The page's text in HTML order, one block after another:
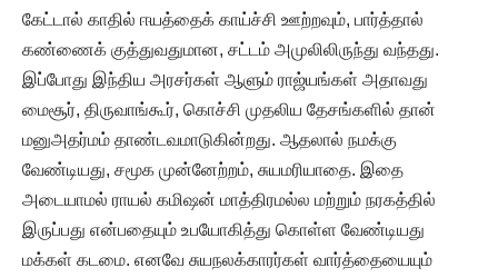
கேட்டால் காதில் ஈயத்தைக் காய்ச்சி ஊற்றவும், பார்த்தால்
கண்ணைக் குத்துவதுமான, சட்டம் அமுலிலிருந்து வந்தது.
இப்போது இந்திய அரசர்கள் ஆளும் ராஜ்யங்கள் அதாவது
மைசூர், திருவாங்கூர், கொச்சி முதலிய தேசங்களில் தான்
மனுஅதர்மம் தாண்டவமாடுகின்றது. ஆதலால் நமக்கு
வேண்டியது, சமூக முன்னேற்றம், சுயமரியாதை. இதை
அடையாமல் ராயல் கமிஷன் மாத்திரமல்ல மற்றும் நரகத்தில்
இருப்பது என்பதையும் உபயோகித்து கொள்ள வேண்டியது
மக்கள் கடமை. எனவே சுயநலக்காரர்கள் வார்த்தையையும்